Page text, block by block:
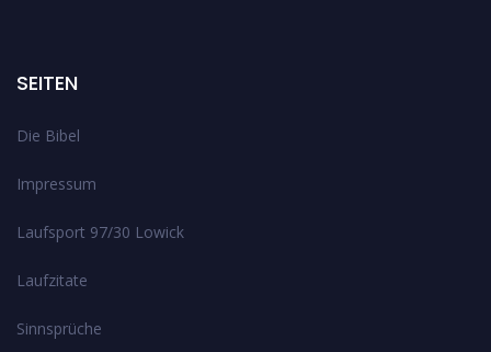
SEITEN
Die Bibel
Impressum
Laufsport 97/30 Lowick
Laufzitate
Sinnsprüche